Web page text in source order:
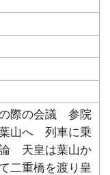
の際の会議 参院
山へ 列車に乗
天皇は葉山か
二重橋を渡り皇